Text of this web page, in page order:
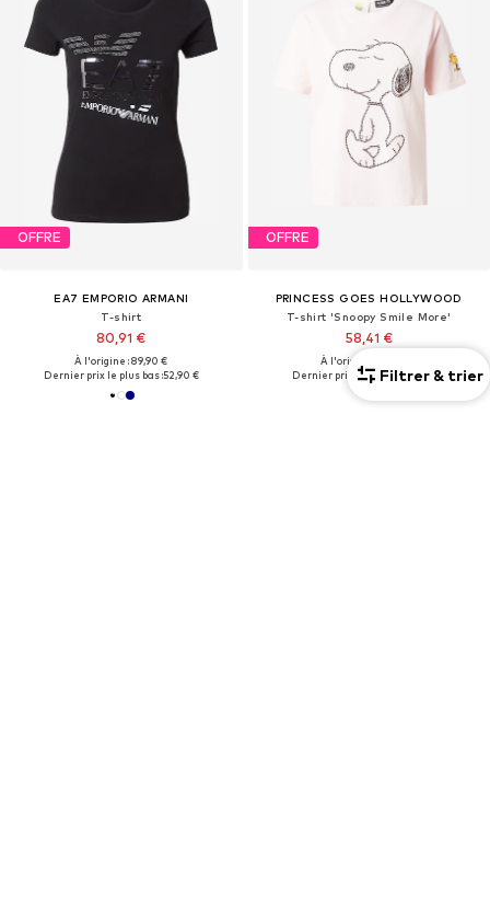
OFFRE
EA7 EMPORIO ARMANI
T-shirt
80,91 €
À l'origine : 89,90 €
Dernier prix le plus bas :52,90 €
OFFRE
PRINCESS GOES HOLLYWOOD
T-shirt 'Snoopy Smile More'
58,41 €
À l'origine : 115,00 €
Dernier prix le plus bas :55,93 €
Filtrer & trier